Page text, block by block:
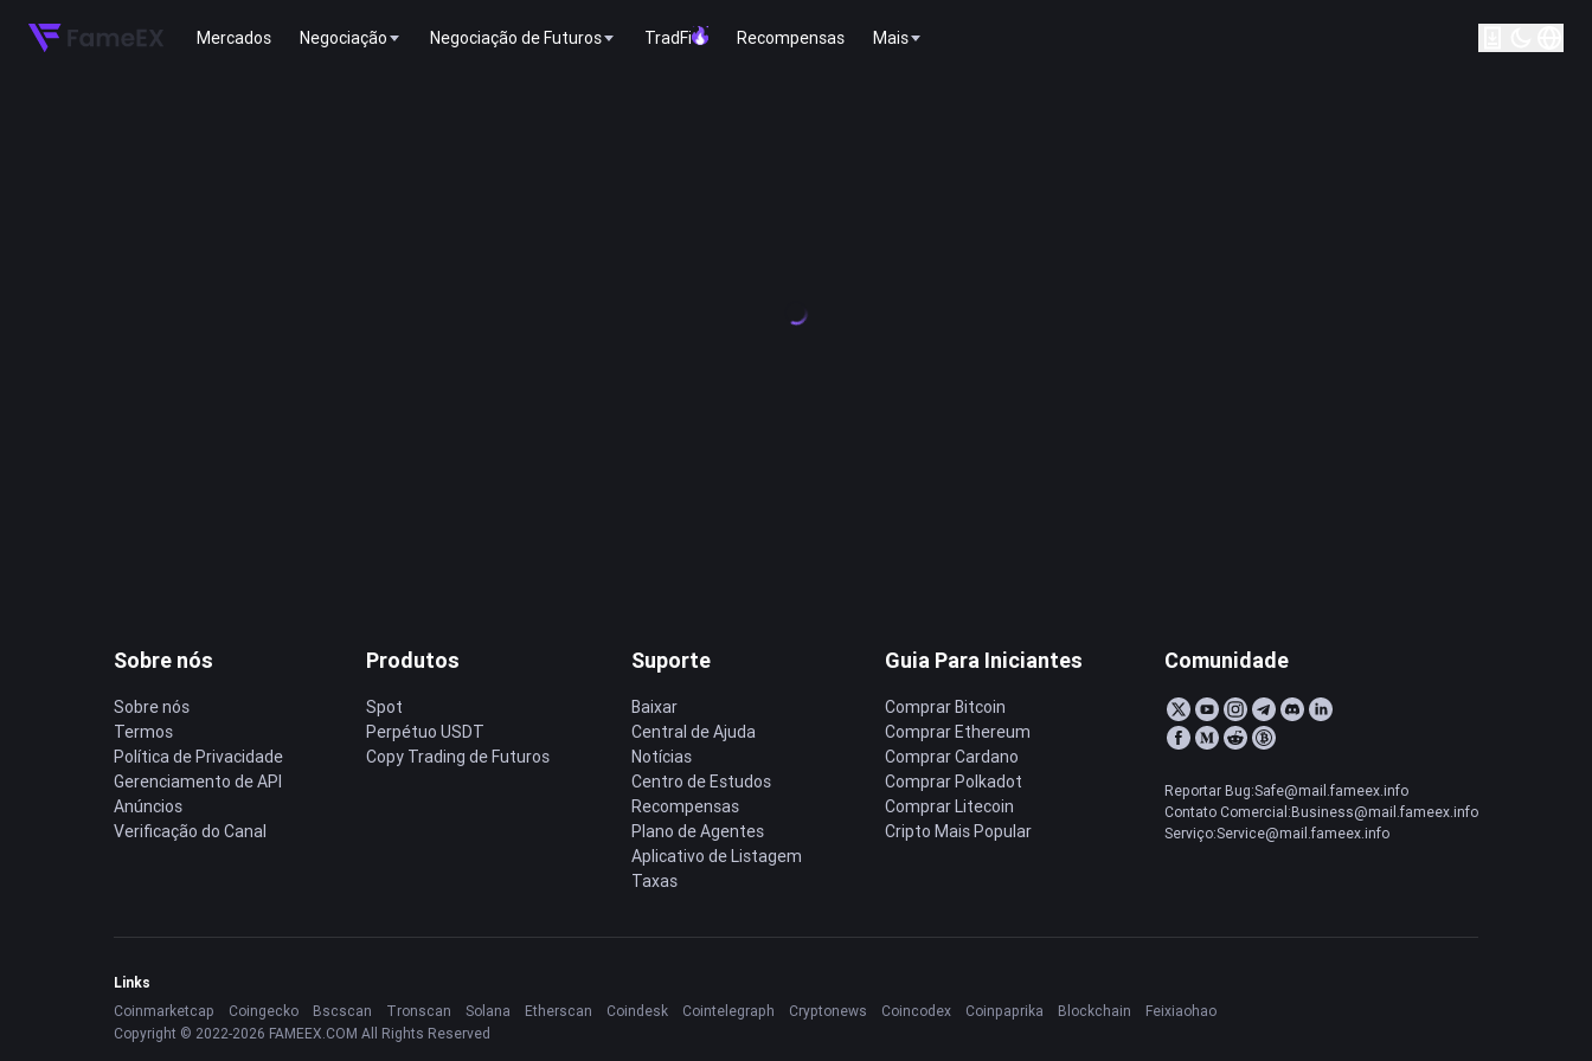
Mercados Negociação Negociação de Futuros TradFi Recompensas Mais
Sobre nós
Sobre nós
Termos
Política de Privacidade
Gerenciamento de API
Anúncios
Verificação do Canal
Produtos
Spot
Perpétuo USDT
Copy Trading de Futuros
Suporte
Baixar
Central de Ajuda
Notícias
Centro de Estudos
Recompensas
Plano de Agentes
Aplicativo de Listagem
Taxas
Guia Para Iniciantes
Comprar Bitcoin
Comprar Ethereum
Comprar Cardano
Comprar Polkadot
Comprar Litecoin
Cripto Mais Popular
Comunidade
Reportar Bug:Safe@mail.fameex.info
Contato Comercial:Business@mail.fameex.info
Serviço:Service@mail.fameex.info
Links
Coinmarketcap
Coingecko Bscscan Tronscan Solana Etherscan Coindesk Cointelegraph Cryptonews Coincodex Coinpaprika Blockchain
Feixiaohao
Copyright © 2022-2026 FAMEEX.COM All Rights Reserved